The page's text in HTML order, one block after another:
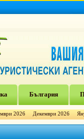
България
2026 Декември 2026